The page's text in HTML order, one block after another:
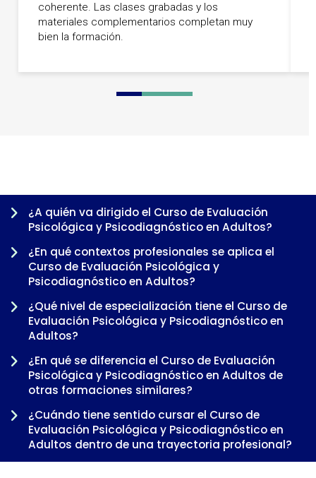
coherente. Las clases grabadas y los
materiales complementarios completan muy
bien la formación.
0 1 2 3 4 5 6
¿A quién va dirigido el Curso de Evaluación
Psicológica y Psicodiagnóstico en Adultos?
¿En qué contextos profesionales se aplica el
Curso de Evaluación Psicológica y
Psicodiagnóstico en Adultos?
¿Qué nivel de especialización tiene el Curso de
Evaluación Psicológica y Psicodiagnóstico en
Adultos?
¿En qué se diferencia el Curso de Evaluación
Psicológica y Psicodiagnóstico en Adultos de
otras formaciones similares?
¿Cuándo tiene sentido cursar el Curso de
Evaluación Psicológica y Psicodiagnóstico en
Adultos dentro de una trayectoria profesional?